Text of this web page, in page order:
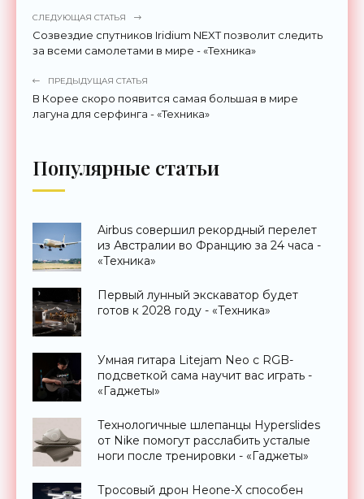
СЛЕДУЮЩАЯ СТАТЬЯ
Созвездие спутников Iridium NEXT позволит следить
за всеми самолетами в мире - «Техника»
ПРЕДЫДУЩАЯ СТАТЬЯ
В Корее скоро появится самая большая в мире
лагуна для серфинга - «Техника»
Популярные статьи
Airbus совершил рекордный перелет
из Австралии во Францию за 24 часа -
«Техника»
Первый лунный экскаватор будет
готов к 2028 году - «Техника»
Умная гитара Litejam Neo с RGB-
подсветкой сама научит вас играть -
«Гаджеты»
Технологичные шлепанцы Hyperslides
от Nike помогут расслабить усталые
ноги после тренировки - «Гаджеты»
Тросовый дрон Heone-X способен